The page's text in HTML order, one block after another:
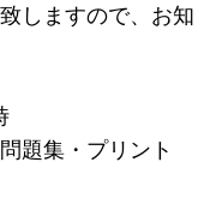
しますので、お知
題集・プリント